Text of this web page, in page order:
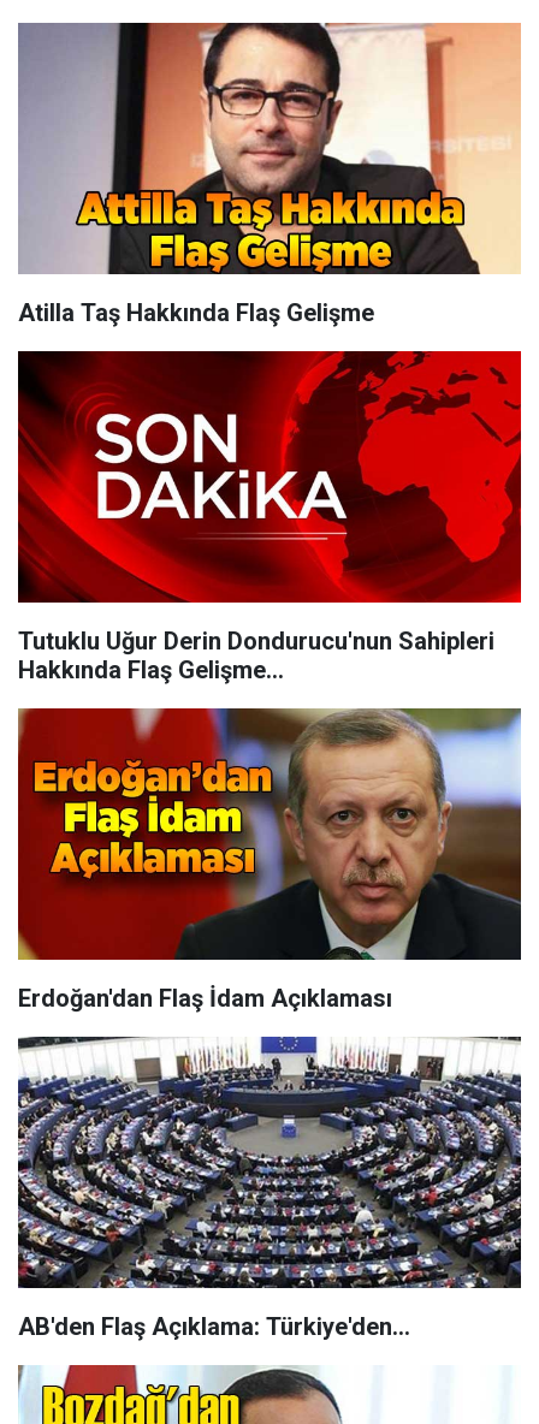
Atilla Taş Hakkında Flaş Gelişme
Tutuklu Uğur Derin Dondurucu'nun Sahipleri
Hakkında Flaş Gelişme...
Erdoğan'dan Flaş İdam Açıklaması
AB'den Flaş Açıklama: Türkiye'den...